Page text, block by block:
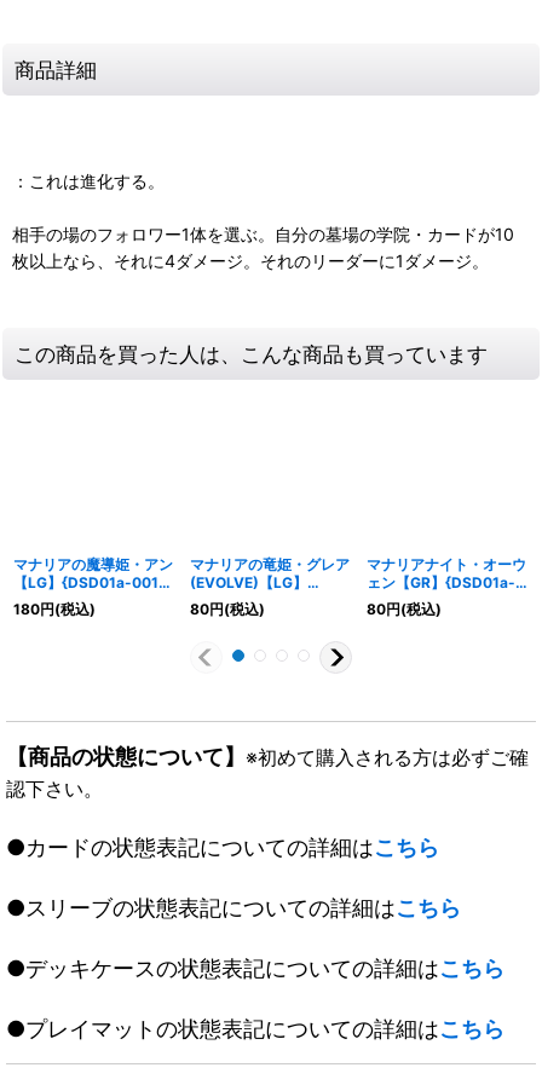
商品詳細
：これは進化する。
相手の場のフォロワー1体を選ぶ。自分の墓場の学院・カードが10
枚以上なら、それに4ダメージ。それのリーダーに1ダメージ。
この商品を買った人は、こんな商品も買っています
マナリアの魔導姫・アン
【LG】{DSD01a-001}
《ウィッチ》
180円(税込)
マナリアの竜姫・グレア
(EVOLVE)【LG】
{DSD01a-003}《ウィ
ッチ》
80円(税込)
マナリアナイト・オーウ
ェン【GR】{DSD01a-
006}《ウィッチ》
80円(税込)
【商品の状態について】 ※初めて購入される方は必ずご確
認下さい。
●カードの状態表記についての詳細はこちら
●スリーブの状態表記についての詳細はこちら
●デッキケースの状態表記についての詳細はこちら
●プレイマットの状態表記についての詳細はこちら